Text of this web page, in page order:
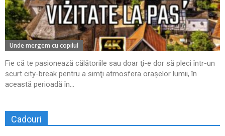
Unde mergem cu copilul
Fie că te pasionează călătoriile sau doar ţi-e dor să pleci într-un
scurt city-break pentru a simţi atmosfera oraşelor lumii, în
această perioadă în...
Cadouri